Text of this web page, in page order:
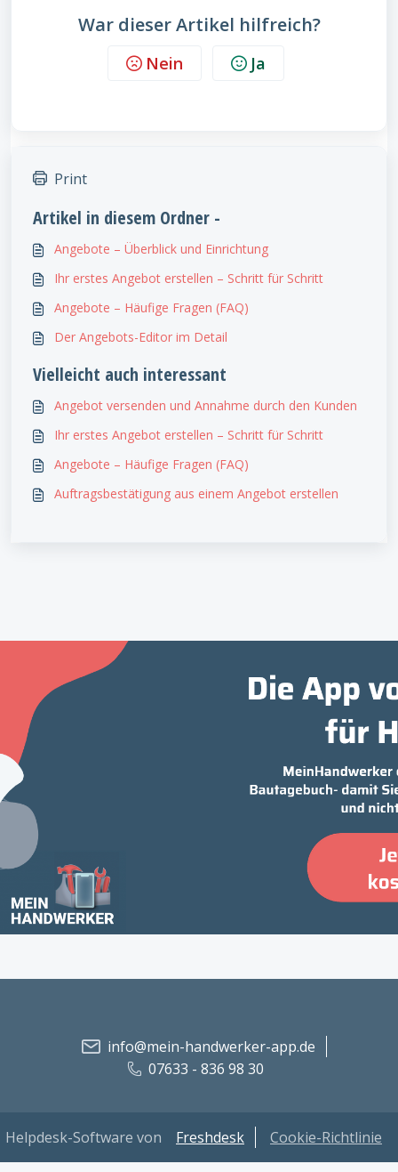
War dieser Artikel hilfreich?
Nein Ja
Print
Artikel in diesem Ordner -
Angebote – Überblick und Einrichtung
Ihr erstes Angebot erstellen – Schritt für Schritt
Angebote – Häufige Fragen (FAQ)
Der Angebots-Editor im Detail
Vielleicht auch interessant
Angebot versenden und Annahme durch den Kunden
Ihr erstes Angebot erstellen – Schritt für Schritt
Angebote – Häufige Fragen (FAQ)
Auftragsbestätigung aus einem Angebot erstellen
info@mein-handwerker-app.de
07633 - 836 98 30
Helpdesk-Software von Freshdesk Cookie-Richtlinie